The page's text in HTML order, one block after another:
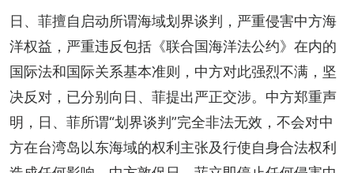
日、菲擅自启动所谓海域划界谈判，严重侵害中方海
洋权益，严重违反包括《联合国海洋法公约》在内的
国际法和国际关系基本准则，中方对此强烈不满，坚
决反对，已分别向日、菲提出严正交涉。中方郑重声
明，日、菲所谓“划界谈判”完全非法无效，不会对中
方在台湾岛以东海域的权利主张及行使自身合法权利